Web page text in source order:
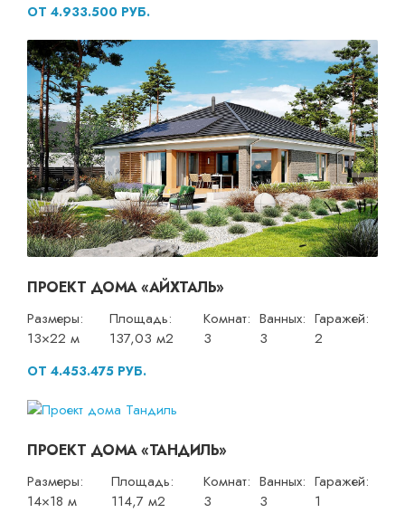
ОТ 4.933.500 РУБ.
ПРОЕКТ ДОМА «АЙХТАЛЬ»
Размеры:
13×22 м
Площадь:
137,03 м2
Комнат:
3
Ванных:
3
Гаражей:
2
ОТ 4.453.475 РУБ.
ПРОЕКТ ДОМА «ТАНДИЛЬ»
Размеры:
14×18 м
Площадь:
114,7 м2
Комнат:
3
Ванных:
3
Гаражей:
1